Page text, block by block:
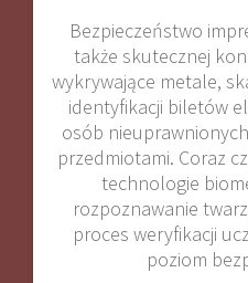
Bezpieczeństwo
także skutecznej
wykrywające metale,
identyfikacji biletów
osób
przedmiotami. Coraz
technologie
rozpoznawanie
proces weryfikacji
poziom